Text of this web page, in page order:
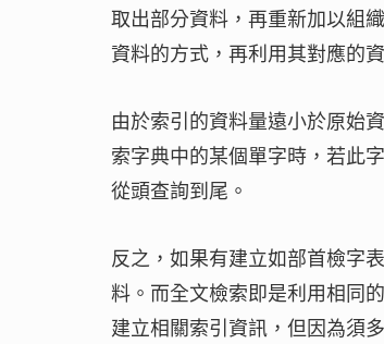
取出部分資料，再重新加以組
資料的方式，再利用其對應的
由於索引的資料量遠小於原始
索字典中的某個單字時，若此
從頭查詢到尾。
反之，如果有建立如部首檢字
料。而全文檢索即是利用相同
建立相關索引資訊，但因為須